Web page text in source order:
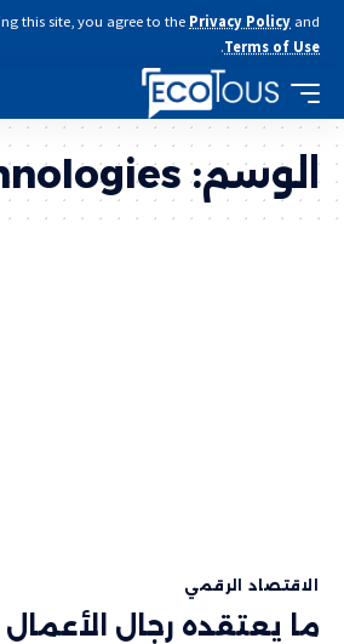
this site, you agree to the Privacy Policy and
Terms of Use
.
الوسم:
الاقتصاد الرقمي
ما يعتقده رجال